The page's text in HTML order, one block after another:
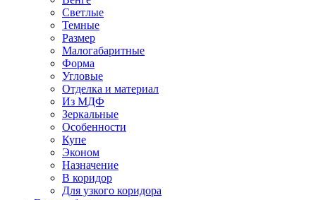
Светлые
Темные
Размер
Малогабаритные
Форма
Угловые
Отделка и материал
Из МДФ
Зеркальные
Особенности
Купе
Эконом
Назначение
В коридор
Для узкого коридора